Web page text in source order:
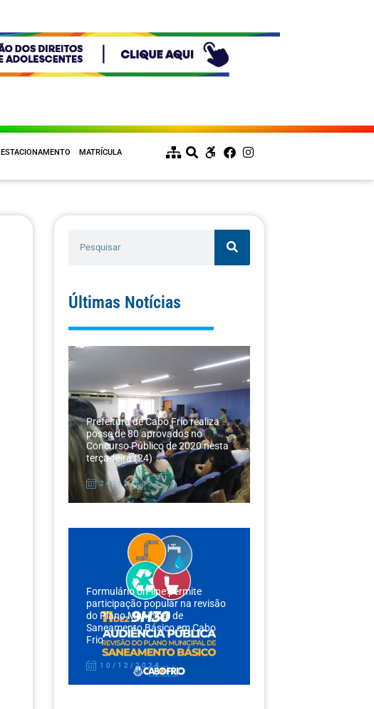
ESTACIONAMENTO MATRÍCULA
Últimas Notícias
Prefeitura de Cabo Frio realiza
posse de 80 aprovados no
Concurso Público de 2020 nesta
terça-feira (24)
24/12/2024
Formulário on-line permite
participação popular na revisão
do Plano Municipal de
Saneamento Básico em Cabo
Frio
10/12/2024